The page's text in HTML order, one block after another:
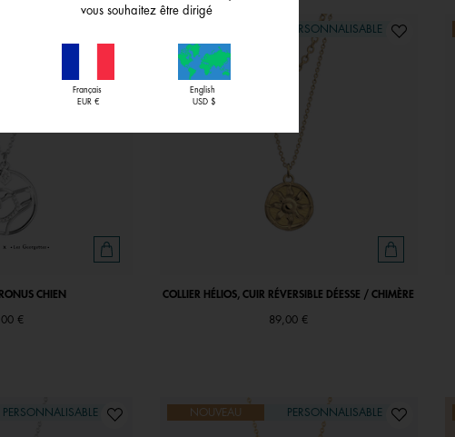
CHIEN
€
PERSONNALISABLE
COLLIER HÉLIOS, CUIR RÉVERSIBLE DÉESSE / CHIMÈRE
89,00 €
PERSONNALISABLE NOUVEAU PERSONNALISABLE
vous souhaitez être dirigé
Français
EUR €
English
USD $